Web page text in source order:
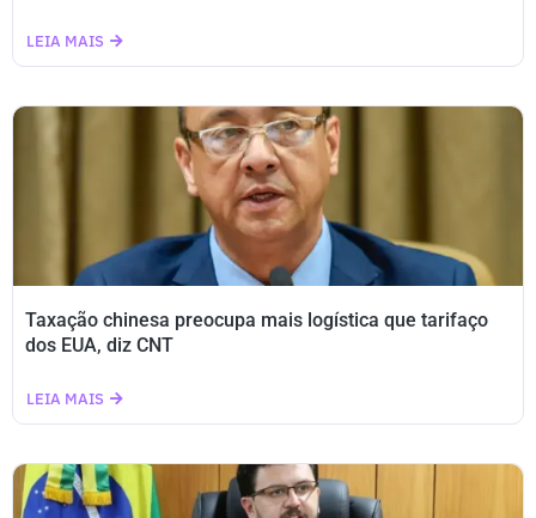
LEIA MAIS
Taxação chinesa preocupa mais logística que tarifaço
dos EUA, diz CNT
LEIA MAIS